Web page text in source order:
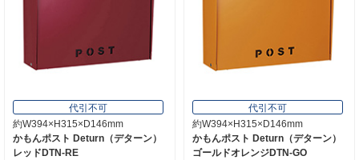
代引不可
約W394×H315×D146mm
かもんポスト Deturn（デターン）
レッドDTN-RE
代引不可
約W394×H315×D146mm
かもんポスト Deturn（デターン）
ゴールドオレンジDTN-GO